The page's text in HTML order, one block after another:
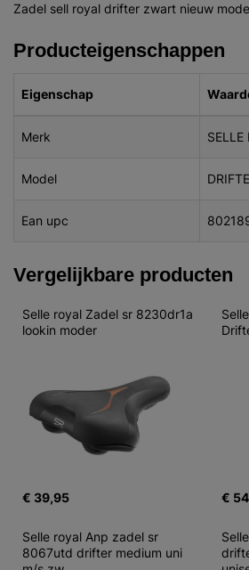
Zadel sell royal drifter zwart nieuw
Producteigenschappen
Eigenschap
Merk SELLE
Model
Ean upc
Vergelijkbare producten
Selle royal Zadel sr 8230dr1a
lookin moder
€ 39,95 €
Selle royal Anp zadel sr
8067utd drifter medium uni